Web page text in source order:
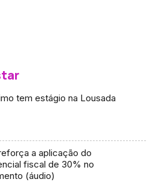
tem estágio na Lousada
a aplicação do
fiscal de 30% no
(áudio)